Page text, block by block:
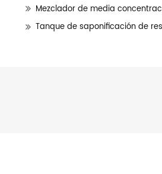
Mezclador de media
Tanque de saponificación de